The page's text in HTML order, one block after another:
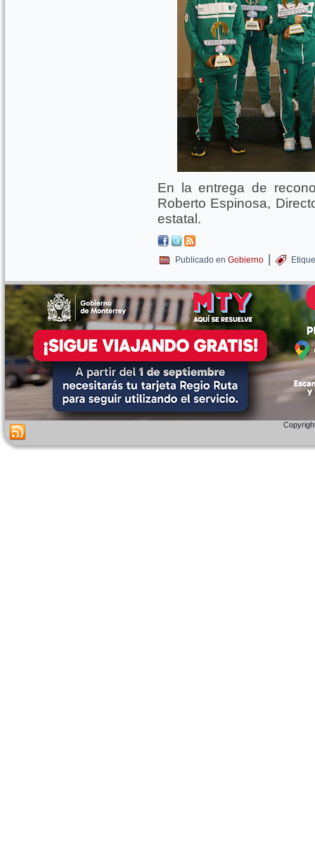
En la entrega de
Roberto Espinosa,
estatal.
Publicado en Gobierno |